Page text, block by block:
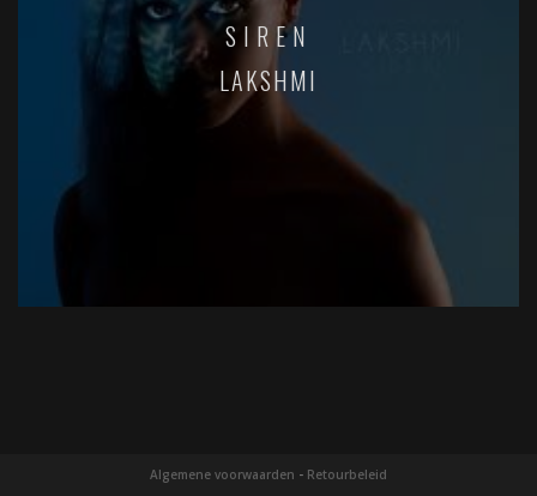
SIREN
LAKSHMI
Algemene voorwaarden - Retourbeleid